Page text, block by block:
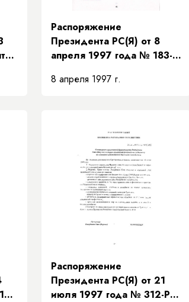
Распоряжение
Президента РС(Я) от 8
апреля 1997 года № 183-
обязанностей между
Председателя
Правительства Республики
Саха (Якутия) и порядке
их взаимозамещений»
8 апреля 1997 г.
Распоряжение
Президента РС(Я) от 21
июля 1997 года № 312-РП